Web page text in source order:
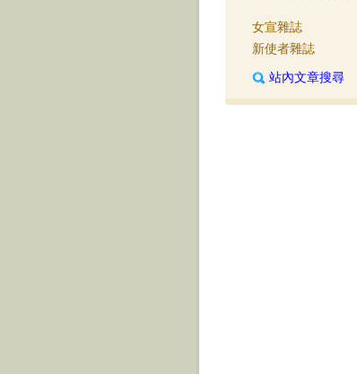
女宣雜誌
新使者雜誌
站內文章搜尋